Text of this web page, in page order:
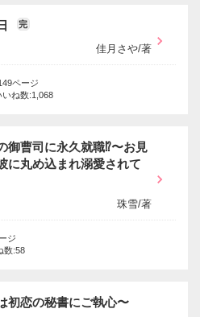
完
佳月さや/著
ページ
ね数:1,068
御曹司に永久就職⁉〜お見
に丸め込まれ溺愛されて
珠雪/著
ジ
数:58
初恋の秘書にご執心〜